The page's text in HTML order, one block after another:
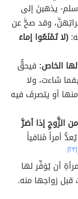
يذهبنَ إلى
وقد صحَّ عن
(لا تَمْنَعُوا إماءَ
الخاص: فيحقُّ
شاءت، ولا
أو يتصرفَ فيه
الزَّوجِ إذا أضرَّ
أمراً مًنافياً
[٢٣]
أن يُوَفِّر لها
زواجها منه.